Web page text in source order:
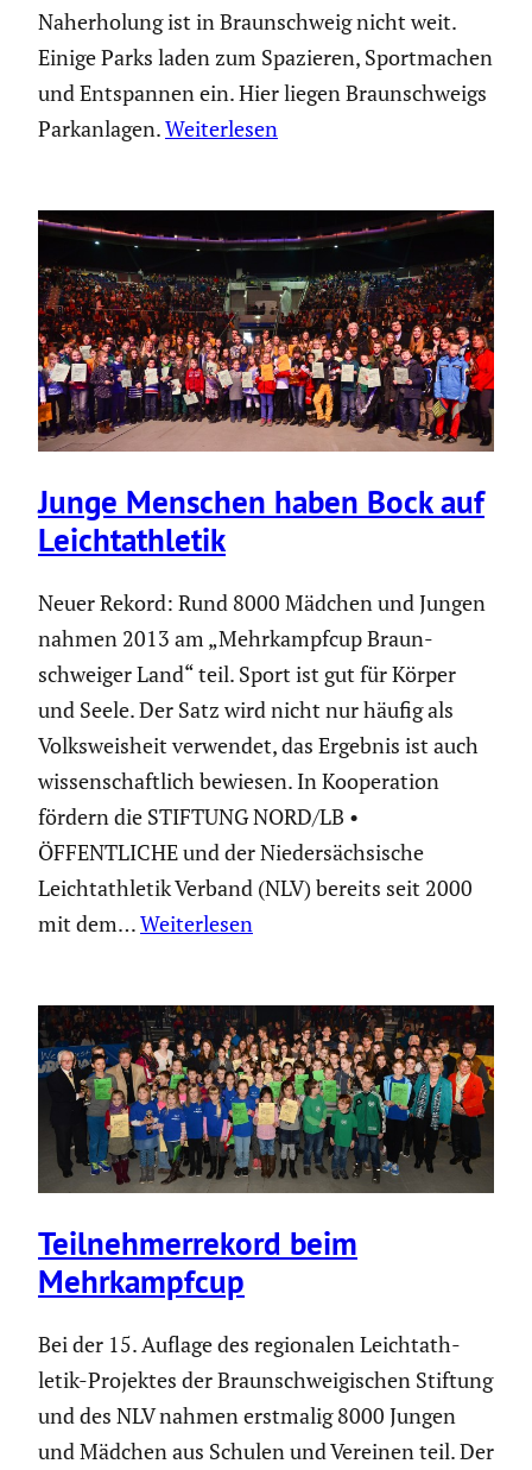
Naherholung ist in Braunschweig nicht weit.
Einige Parks laden zum Spazieren, Sportmachen
und Entspannen ein. Hier liegen Braunschweigs
Parkanlagen.Weiterlesen
Junge Menschen haben Bock auf
Leicht­ath­letik
Neuer Rekord: Rund 8000 Mädchen und Jungen
nahmen 2013 am „Mehrkampfcup Braun­
schweiger Land“ teil. Sport ist gut für Körper
und Seele. Der Satz wird nicht nur häufig als
Volks­weis­heit verwendet, das Ergebnis ist auch
wissen­schaft­lich bewiesen. In Koope­ra­tion
fördern die STIFTUNG NORD/LB •
ÖFFENTLICHE und der Nieder­säch­si­sche
Leicht­ath­letik Verband (NLV) bereits seit 2000
mit dem…Weiterlesen
Teilneh­mer­re­kord beim
Mehrkampfcup
Bei der 15. Auflage des regio­nalen Leicht­ath­
letik-Projektes der Braun­schwei­gi­schen Stiftung
und des NLV nahmen erstmalig 8000 Jungen
und Mädchen aus Schulen und Vereinen teil. Der